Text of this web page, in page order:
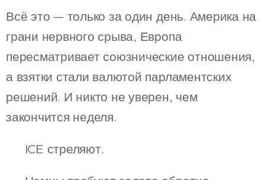
Всё это — только за один день. Америка на
грани нервного срыва, Европа
пересматривает союзнические отношения,
а взятки стали валютой парламентских
решений. И никто не уверен, чем
закончится неделя.
📌 ICE стреляют.